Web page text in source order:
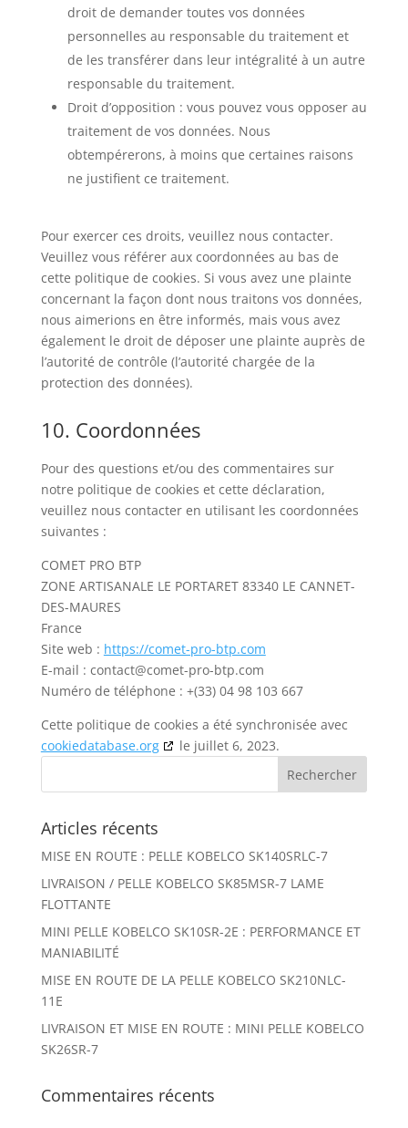
droit de demander toutes vos données
personnelles au responsable du traitement et
de les transférer dans leur intégralité à un autre
responsable du traitement.
Droit d’opposition : vous pouvez vous opposer au
traitement de vos données. Nous
obtempérerons, à moins que certaines raisons
ne justifient ce traitement.
Pour exercer ces droits, veuillez nous contacter.
Veuillez vous référer aux coordonnées au bas de
cette politique de cookies. Si vous avez une plainte
concernant la façon dont nous traitons vos données,
nous aimerions en être informés, mais vous avez
également le droit de déposer une plainte auprès de
l’autorité de contrôle (l’autorité chargée de la
protection des données).
10. Coordonnées
Pour des questions et/ou des commentaires sur
notre politique de cookies et cette déclaration,
veuillez nous contacter en utilisant les coordonnées
suivantes :
COMET PRO BTP
ZONE ARTISANALE LE PORTARET 83340 LE CANNET-
DES-MAURES
France
Site web : https://comet-pro-btp.com
E-mail : contact@comet-pro-btp.com
Numéro de téléphone : +(33) 04 98 103 667
Cette politique de cookies a été synchronisée avec
cookiedatabase.org
le juillet 6, 2023.
Articles récents
MISE EN ROUTE : PELLE KOBELCO SK140SRLC-7
LIVRAISON / PELLE KOBELCO SK85MSR-7 LAME
FLOTTANTE
MINI PELLE KOBELCO SK10SR-2E : PERFORMANCE ET
MANIABILITÉ
MISE EN ROUTE DE LA PELLE KOBELCO SK210NLC-
11E
LIVRAISON ET MISE EN ROUTE : MINI PELLE KOBELCO
SK26SR-7
Commentaires récents